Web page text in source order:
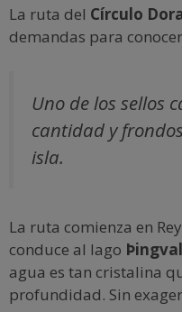
La ruta del Círculo
demandas para
Uno de los sellos
cantidad y
isla.
La ruta comienza en
conduce al lago
agua es tan cristalina
profundidad. Sin